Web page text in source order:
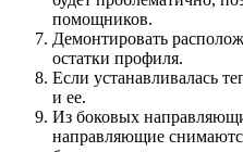
помощников.
Демонтировать
остатки профиля.
Если устанавливалась
и ее.
Из боковых
направляющие